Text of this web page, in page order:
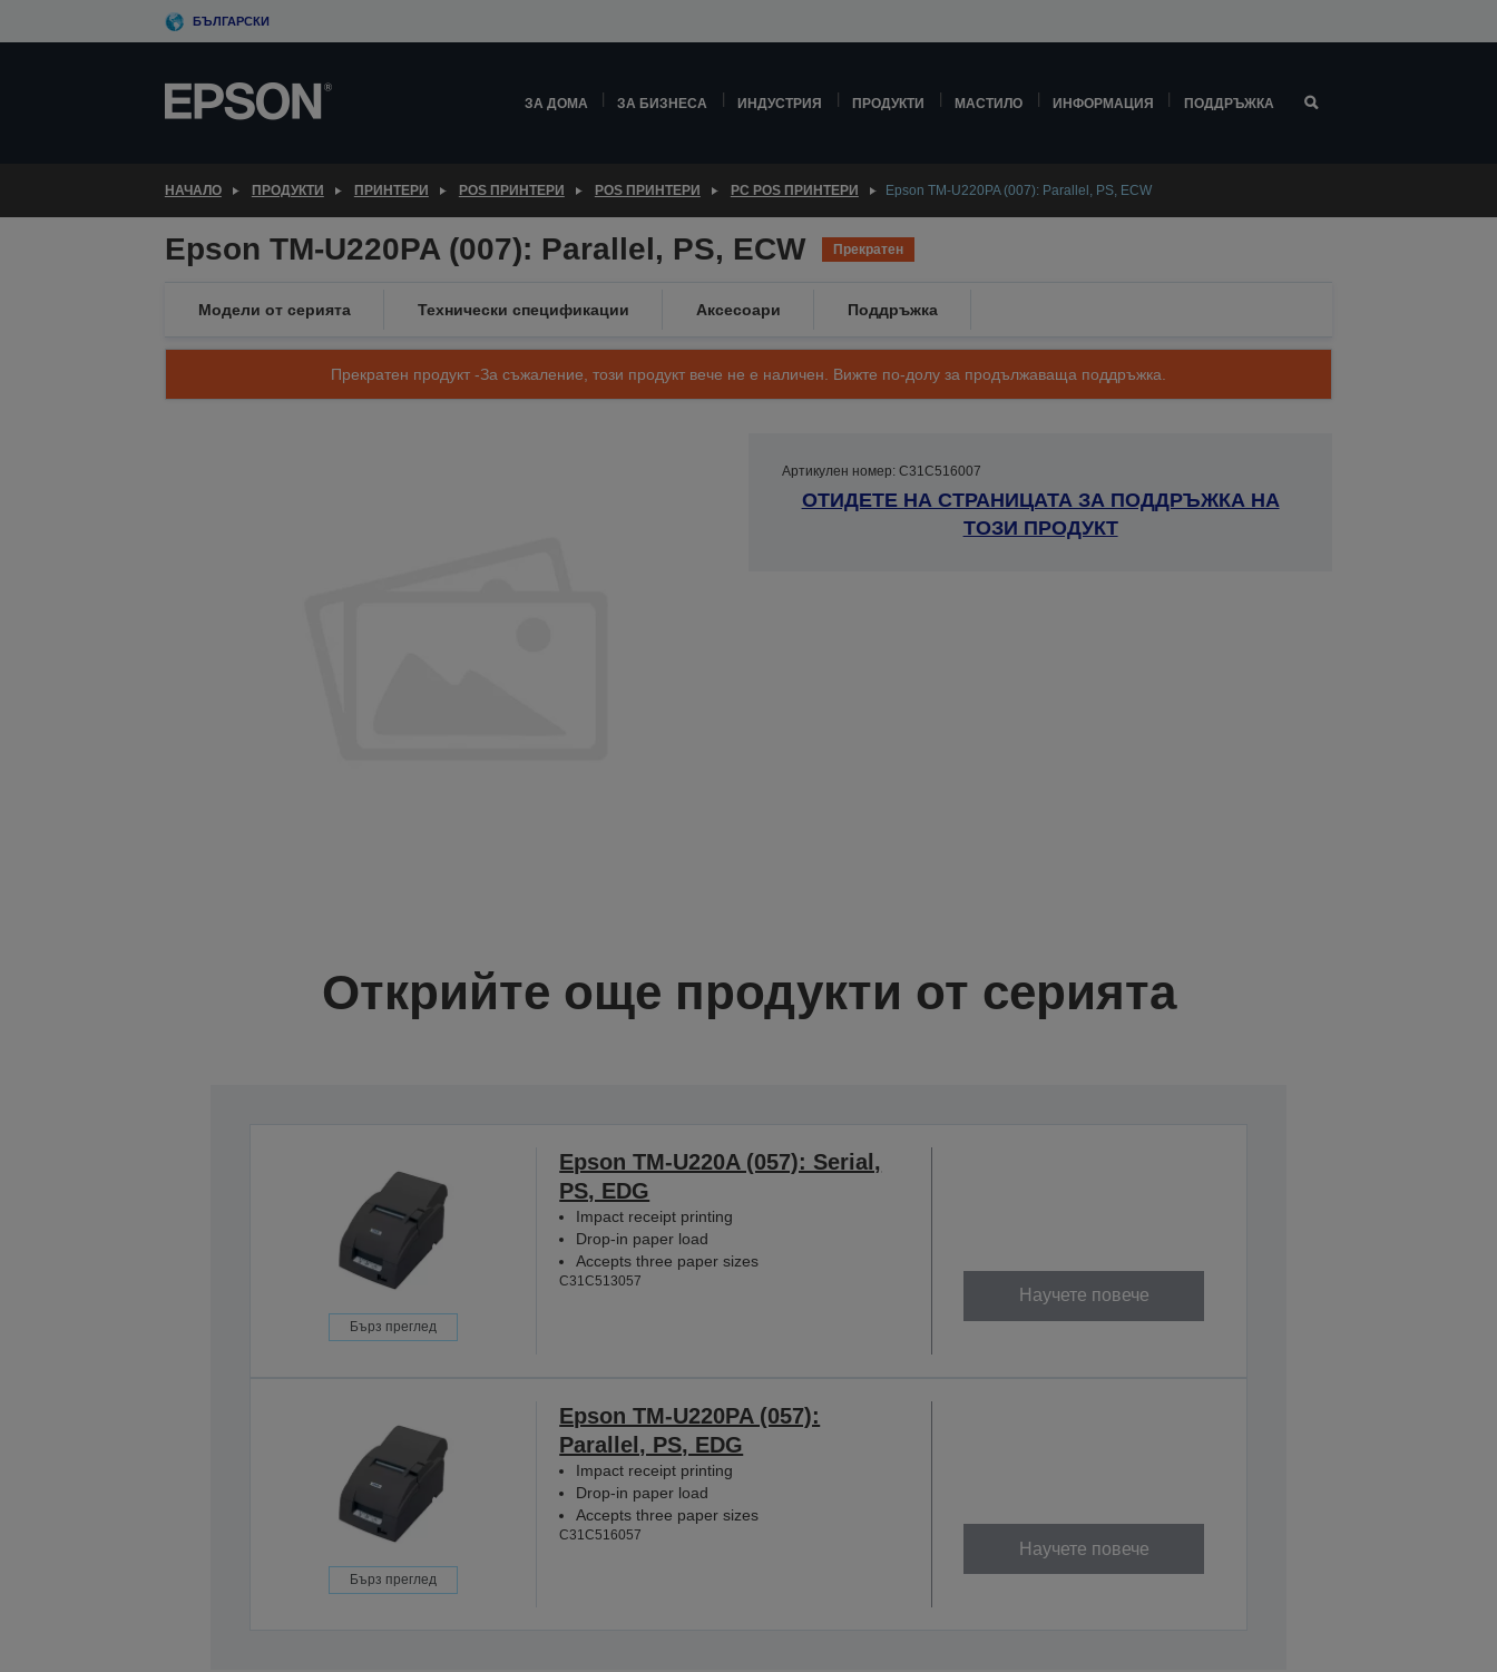
to
БЪЛГАРСКИ
ЗА ДОМА ЗА БИЗНЕСА ИНДУСТРИЯ ПРОДУКТИ МАСТИЛО ИНФОРМАЦИЯ ПОДДРЪЖКА
НАЧАЛО ПРОДУКТИ ПРИНТЕРИ POS ПРИНТЕРИ POS ПРИНТЕРИ PC POS ПРИНТЕРИ Epson TM-U220PA (007): Parallel, PS, ECW
Epson TM-U220PA (007): Parallel, PS, ECW Прекратен
Модели от серията Технически спецификации Аксесоари Поддръжка
Прекратен продукт -За съжаление, този продукт вече не е наличен. Вижте по-долу за продължаваща поддръжка.
Артикулен номер: C31C516007
ОТИДЕТЕ НА СТРАНИЦАТА ЗА ПОДДРЪЖКА НА
ТОЗИ ПРОДУКТ
Открийте още продукти от серията
Бърз преглед
Epson TM-U220A (057): Serial,
PS, EDG
Impact receipt printing
Drop-in paper load
Accepts three paper sizes
C31C513057
Научете повече
Бърз преглед
Epson TM-U220PA (057):
Parallel, PS, EDG
Impact receipt printing
Drop-in paper load
Accepts three paper sizes
C31C516057
Научете повече